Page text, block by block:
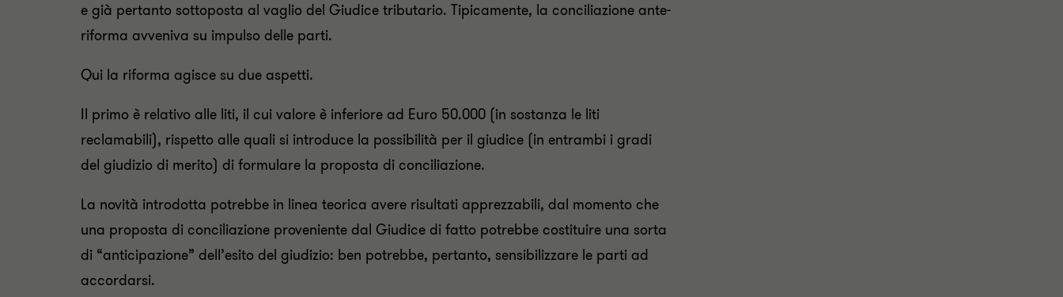
e già pertanto sottoposta al vaglio del Giudice tributario. Tipicamente, la conciliazione ante-
riforma avveniva su impulso delle parti.
Qui la riforma agisce su due aspetti.
Il primo è relativo alle liti, il cui valore è inferiore ad Euro 50.000 (in sostanza le liti
reclamabili), rispetto alle quali si introduce la possibilità per il giudice (in entrambi i gradi
del giudizio di merito) di formulare la proposta di conciliazione.
La novità introdotta potrebbe in linea teorica avere risultati apprezzabili, dal momento che
una proposta di conciliazione proveniente dal Giudice di fatto potrebbe costituire una sorta
di “anticipazione” dell’esito del giudizio: ben potrebbe, pertanto, sensibilizzare le parti ad
accordarsi.